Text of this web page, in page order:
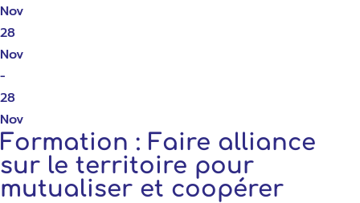
Nov
28
Nov
-
28
Nov
Formation : Faire alliance
sur le territoire pour
mutualiser et coopérer